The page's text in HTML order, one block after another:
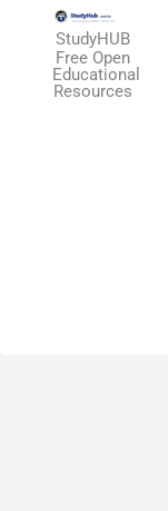
StudyHUB
Free Open
Educational
Resources